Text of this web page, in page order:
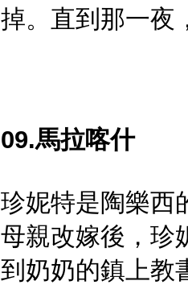
掉。直到那一
09.馬拉喀什
珍妮特是陶樂西
母親改嫁後，珍
到奶奶的鎮上教